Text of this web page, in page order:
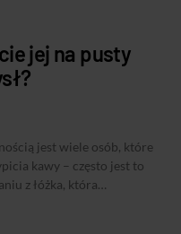
jej na pusty
jest wiele osób, które
kawy – często jest to
z łóżka, która…